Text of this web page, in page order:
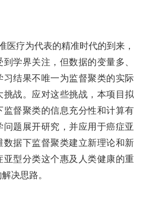
医疗为代表的精准时代的到来，
学界关注，但数据的变量多、
习结果不唯一为监督聚类的实际
挑战。应对这些挑战，本项目拟
监督聚类的信息充分性和计算有
问题展开研究，并应用于癌症亚
数据下监督聚类建立新理论和新
亚型分类这个惠及人类健康的重
决思路。